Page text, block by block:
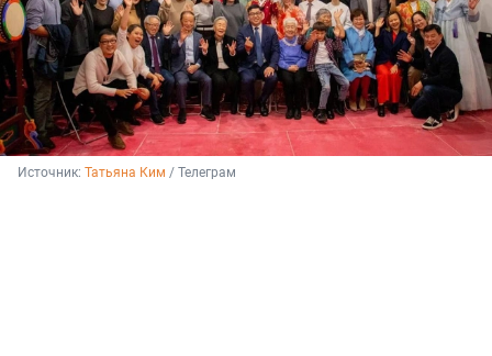
Источник: Татьяна Ким / Телеграм